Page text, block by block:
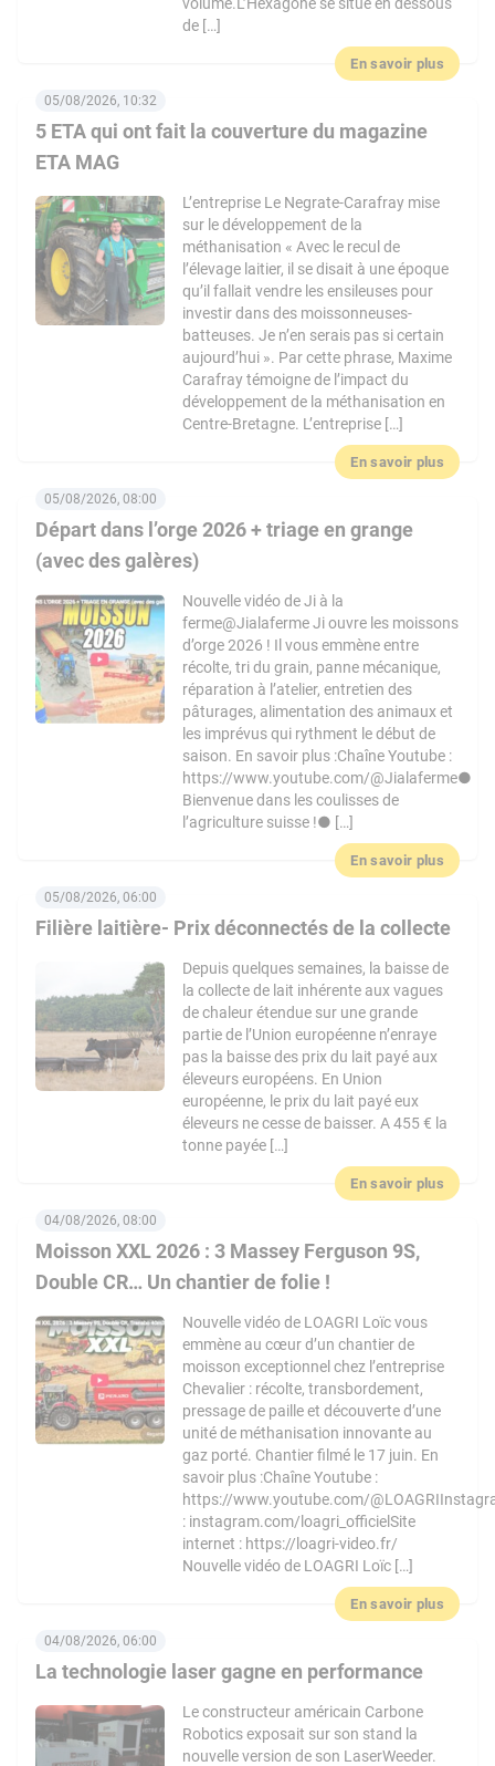
de […]
En savoir plus
5 ETA qui ont fait la couverture du magazine
ETA MAG
05/08/2026, 10:32
L’entreprise Le Negrate-Carafray mise
sur le développement de la
méthanisation « Avec le recul de
l’élevage laitier, il se disait à une époque
qu’il fallait vendre les ensileuses pour
investir dans des moissonneuses-
batteuses. Je n’en serais pas si certain
aujourd’hui ». Par cette phrase, Maxime
Carafray témoigne de l’impact du
développement de la méthanisation en
Centre-Bretagne. L’entreprise […]
En savoir plus
Départ dans l’orge 2026 + triage en grange
(avec des galères)
05/08/2026, 08:00
Nouvelle vidéo de Ji à la
ferme@Jialaferme Ji ouvre les moissons
d’orge 2026 ! Il vous emmène entre
récolte, tri du grain, panne mécanique,
réparation à l’atelier, entretien des
pâturages, alimentation des animaux et
les imprévus qui rythment le début de
saison. En savoir plus :Chaîne Youtube :
https://www.youtube.com/@Jialaferme●
Bienvenue dans les coulisses de
l’agriculture suisse !● […]
En savoir plus
Filière laitière- Prix déconnectés de la collecte
05/08/2026, 06:00
Depuis quelques semaines, la baisse de
la collecte de lait inhérente aux vagues
de chaleur étendue sur une grande
partie de l’Union européenne n’enraye
pas la baisse des prix du lait payé aux
éleveurs européens. En Union
européenne, le prix du lait payé eux
éleveurs ne cesse de baisser. A 455 € la
tonne payée […]
En savoir plus
Moisson XXL 2026 : 3 Massey Ferguson 9S,
Double CR… Un chantier de folie !
04/08/2026, 08:00
Nouvelle vidéo de LOAGRI Loïc vous
emmène au cœur d’un chantier de
moisson exceptionnel chez l’entreprise
Chevalier : récolte, transbordement,
pressage de paille et découverte d’une
unité de méthanisation innovante au
gaz porté. Chantier filmé le 17 juin. En
savoir plus :Chaîne Youtube :
https://www.youtube.com/
: instagram.com/loagri_officielSite
internet : https://loagri-video.fr/
Nouvelle vidéo de LOAGRI Loïc […]
En savoir plus
La technologie laser gagne en performance
04/08/2026, 06:00
Le constructeur américain Carbone
Robotics exposait sur son stand la
nouvelle version de son LaserWeeder.